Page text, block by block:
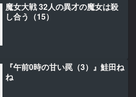
魔女大戦 32人の異才の魔女は殺
し合う（15）
『午前0時の甘い罠（3）』鮭田ね
ね